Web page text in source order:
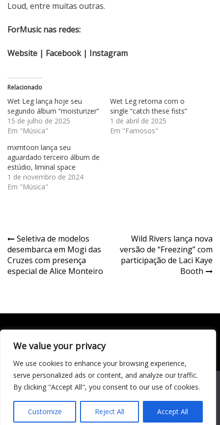
We value your privacy
We use cookies to enhance your browsing experience,
serve personalized ads or content, and analyze our traffic.
By clicking "Accept All", you consent to our use of cookies.
Customize Reject All Accept All
Loud, entre muitas outras.
ForMusic nas redes:
Website | Facebook | Instagram
Relacionado
Wet Leg lança hoje seu
segundo álbum “moisturizer”
15 de julho de 2025
Em "Música"
Wet Leg retorna com o
single “catch these fists”
1 de abril de 2025
Em "Famosos"
mxmtoon lança seu
aguardado terceiro álbum de
estúdio, liminal space
1 de novembro de 2024
Em "Música"
Navegação
de
Post
Seletiva de modelos
desembarca em Mogi das
Cruzes com presença
especial de Alice Monteiro
Wild Rivers lança nova
versão de “Freezing” com
participação de Laci Kaye
Booth
Todo conteúdo publicado neste portal, incluindo textos,
responsabilidade do autor. © 2020 - 2024 Todos os direitos
reservados ao site Matéria Livre Royale News by
Themebeez
Economia
Famosos
Cultura
Música
We use cookies to ensure that we give you the best
experience on our website. If you continue to use this site we
will assume that you are happy with it.